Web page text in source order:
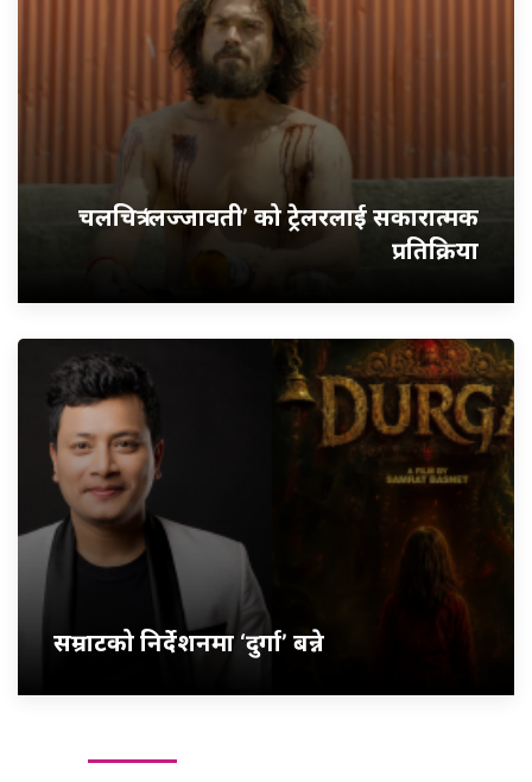
चलचित्र ‘लज्जावती’ को ट्रेलरलाई सकारात्मक
प्रतिक्रिया
सम्राटको निर्देशनमा ‘दुर्गा’ बन्ने